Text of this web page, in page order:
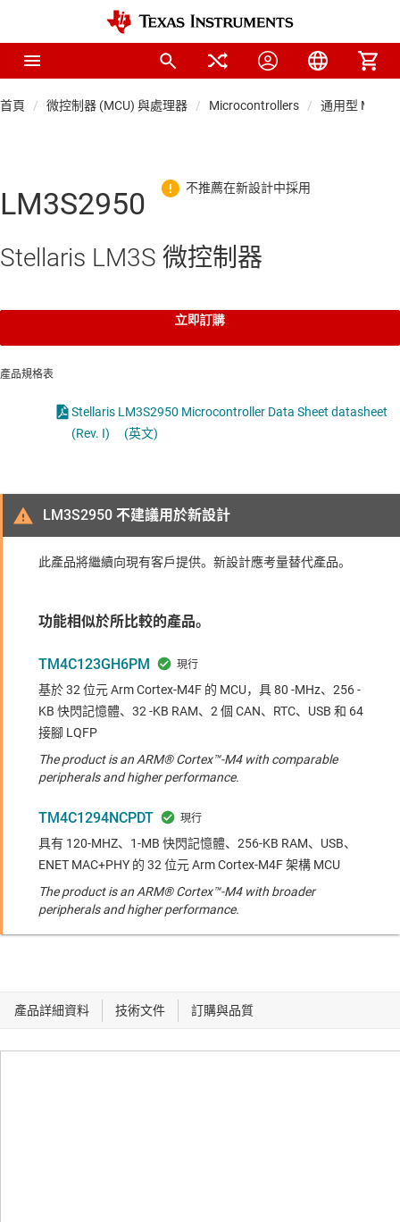
首頁 微控制器 (MCU) 與處理器 Microcontrollers 通用型 MCU
LM3S2950
Stellaris LM3S 微控制器
立即訂購
產品規格表
Stellaris LM3S2950 Microcontroller Data Sheet datasheet
(Rev. I)
(英文)
LM3S2950 不建議用於新設計
此產品將繼續向現有客戶提供。新設計應考量替代產品。
功能相似於所比較的產品。
TM4C123GH6PM
基於 32 位元 Arm Cortex-M4F 的 MCU，具 80 -MHz、256 -
KB 快閃記憶體、32 -KB RAM、2 個 CAN、RTC、USB 和 64
接腳 LQFP
The product is an ARM® Cortex™-M4 with comparable
peripherals and higher performance.
TM4C1294NCPDT
具有 120-MHZ、1-MB 快閃記憶體、256-KB RAM、USB、
ENET MAC+PHY 的 32 位元 Arm Cortex-M4F 架構 MCU
The product is an ARM® Cortex™-M4 with broader
peripherals and higher performance.